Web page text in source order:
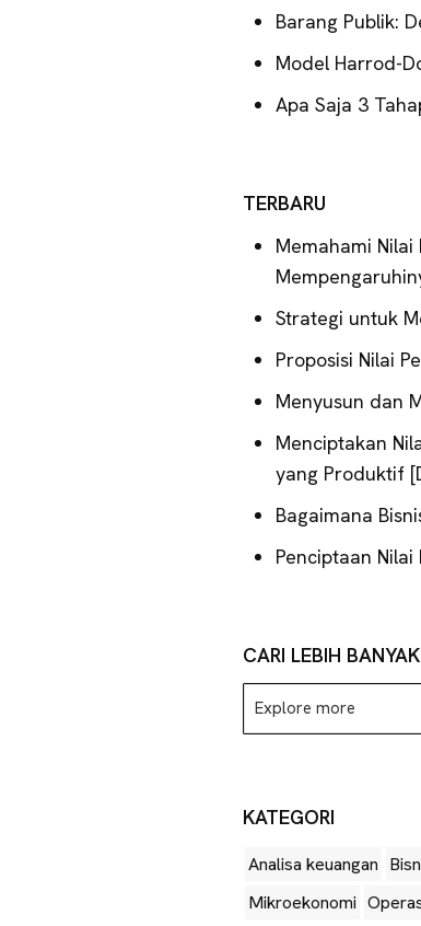
Barang Publik:
Model Harrod-
Apa Saja 3
TERBARU
Memahami
Strategi untuk
Proposisi Nilai
Menyusun dan
Menciptakan
yang Produktif
Bagaimana
Penciptaan
CARI LEBIH BANYAK
Explore
more
KATEGORI
Analisa keuangan
Mikroekonomi